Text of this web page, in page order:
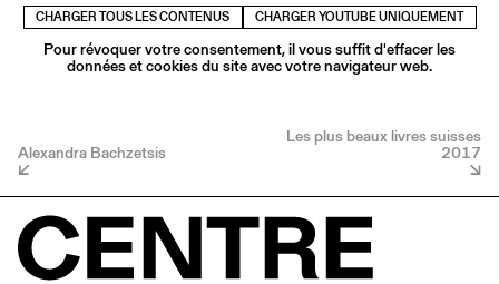
CHARGER TOUS LES CONTENUS CHARGER YOUTUBE UNIQUEMENT
Pour révoquer votre consentement, il vous suffit d'effacer les
données et cookies du site avec votre navigateur web.
Alexandra Bachzetsis
Les plus beaux livres suisses
2017